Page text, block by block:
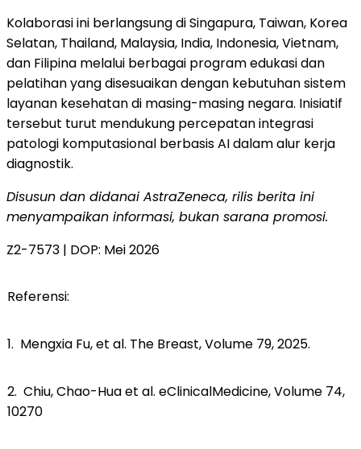
Kolaborasi ini berlangsung di Singapura, Taiwan, Korea
Selatan, Thailand, Malaysia, India, Indonesia, Vietnam,
dan Filipina melalui berbagai program edukasi dan
pelatihan yang disesuaikan dengan kebutuhan sistem
layanan kesehatan di masing-masing negara. Inisiatif
tersebut turut mendukung percepatan integrasi
patologi komputasional berbasis AI dalam alur kerja
diagnostik.
Disusun dan didanai AstraZeneca, rilis berita ini
menyampaikan informasi, bukan sarana promosi.
Z2-7573 | DOP: Mei 2026
Referensi:
1. Mengxia Fu, et al. The Breast, Volume 79, 2025.
2. Chiu, Chao-Hua et al. eClinicalMedicine, Volume 74,
10270